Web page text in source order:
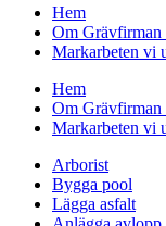
Hem
Om Grävfirman
Markarbeten vi
Hem
Om Grävfirman
Markarbeten vi
Arborist
Bygga pool
Lägga asfalt